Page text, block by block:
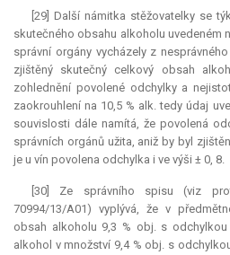
[29] Další námitka stěžovatelky se
skutečného obsahu alkoholu uvedeném
správní orgány vycházely z
zjištěný skutečný celkový obsah
zohlednění povolené odchylky a
zaokrouhlení na 10,5 % alk. tedy údaj
souvislosti dále namítá, že povolená
správních orgánů užita, aniž by byl
je u vín povolena odchylka i ve výši ± 0, 8.
[30] Ze správního spisu (viz
70994/13/A01) vyplývá, že v
obsah alkoholu 9,3 % obj. s
alkohol v množství 9,4 % obj. s